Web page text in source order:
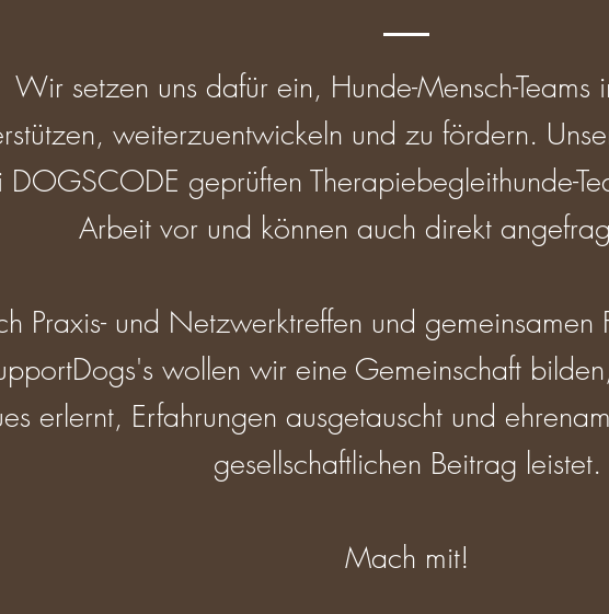
Wir setzen uns dafür ein, Hunde-Mensch-Teams
weiterzuentwickeln und zu fördern.
DOGSCODE geprüften Therapiebegleithunde-
Arbeit vor und können auch direkt
Praxis- und Netzwerktreffen und gemeinsamen
wollen wir eine Gemeinschaft
erlernt, Erfahrungen ausgetauscht und
gesellschaftlichen Beitrag leistet.
Mach mit!